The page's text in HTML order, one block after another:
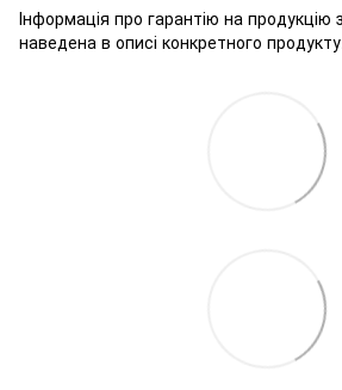
Інформація про гарантію на продукцію
наведена в описі конкретного